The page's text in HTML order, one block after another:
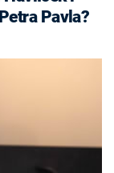
Pavla?